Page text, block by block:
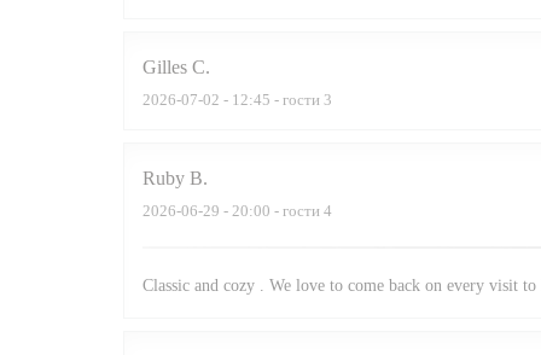
Gilles C
2026-07-02 - 12:45 - гости 3
Ruby B
2026-06-29 - 20:00 - гости 4
Classic and cozy . We love to come back on every visit to